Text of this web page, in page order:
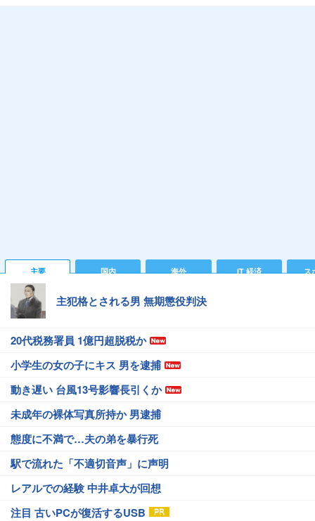
主要 国内 海外 IT 経済 ス
主犯格とされる男 無期懲役判決
20代税務署員 1億円超脱税か
小学生の女の子にキス 男を逮捕
動き遅い 台風13号影響長引くか
未成年の裸体写真所持か 男逮捕
態度に不満で…夫の弟を暴行死
駅で流れた「不適切音声」に声明
レアルでの経験 中井卓大が回想
注目 古いPCが復活するUSB